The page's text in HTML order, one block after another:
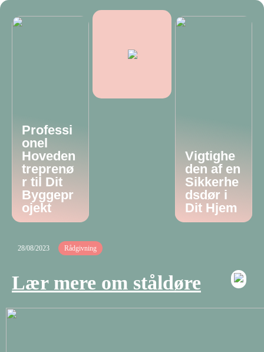
Professi
onel
Hoveden
treprenø
r til Dit
Byggepr
ojekt
Vigtighe
den af en
Sikkerhe
dsdør i
Dit Hjem
28/08/2023 Rådgivning
Lær mere om ståldøre